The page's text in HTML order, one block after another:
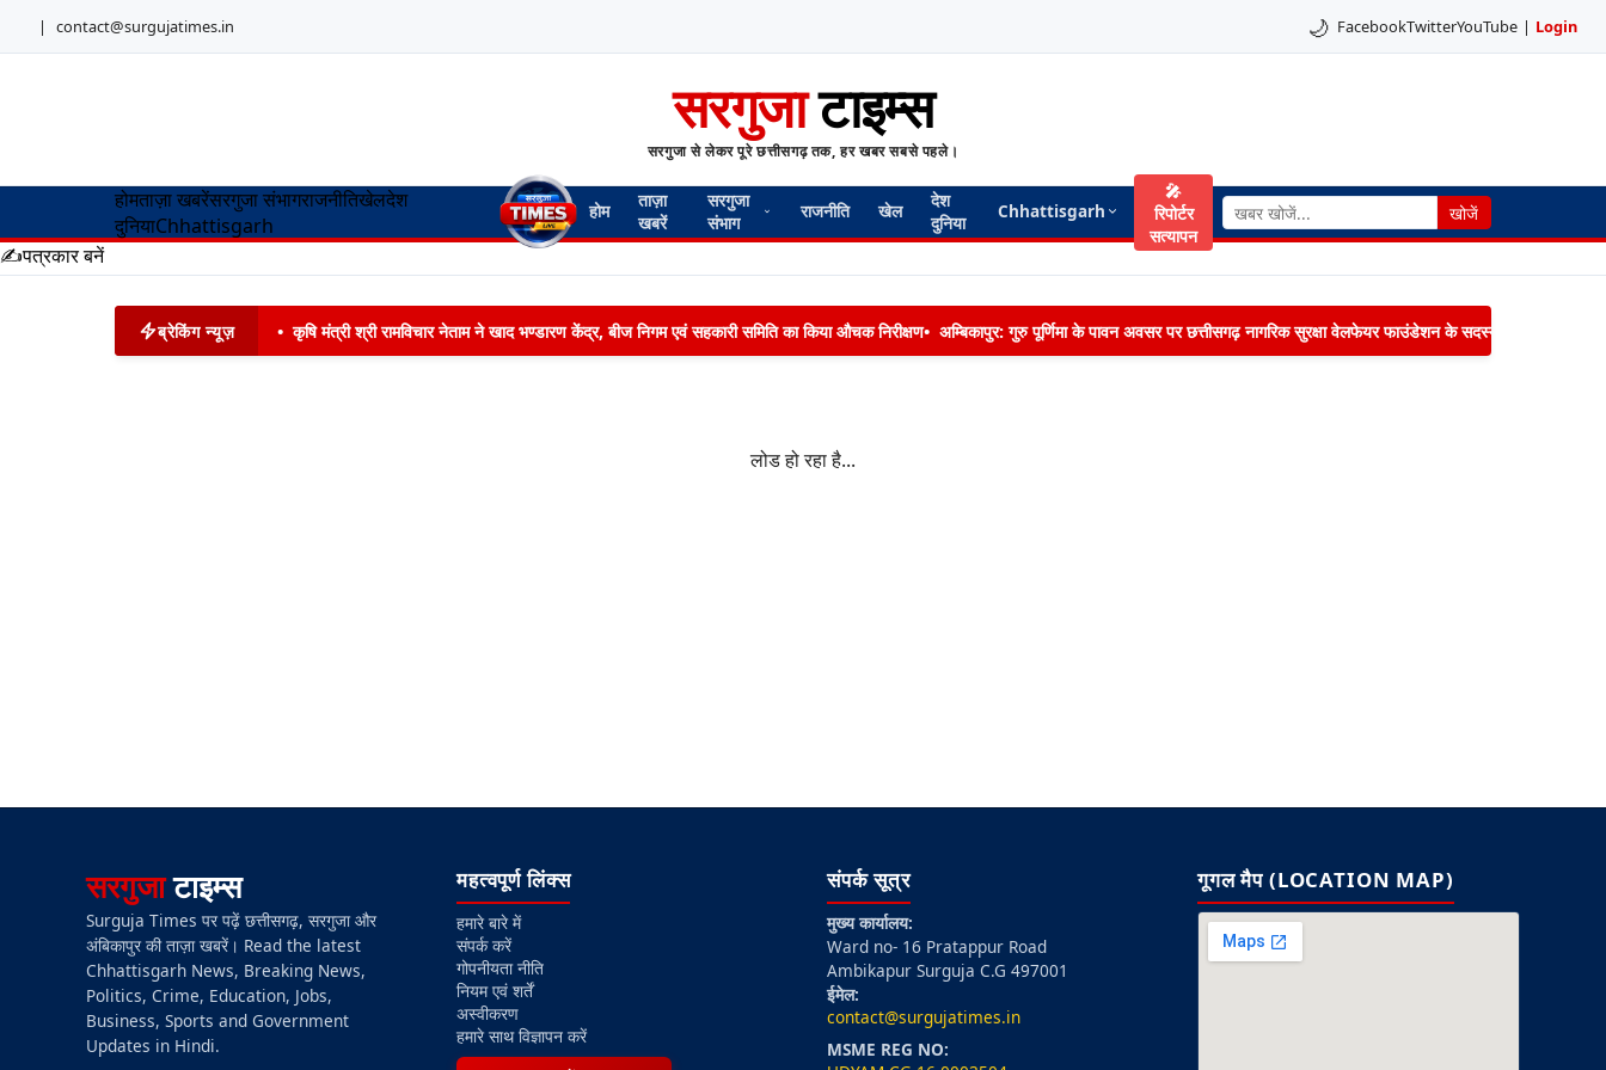
| contact@surgujatimes.in 🌙 FacebookTwitterYouTube | Login
सरगुजाटाइम्स
सरगुजा से लेकर पूरे छत्तीसगढ़ तक, हर खबर सबसे पहले।
होमताज़ा खबरेंसरगुजा संभागराजनीतिखेलदेश
दुनियाChhattisgarh
होम
ताज़ा
खबरें
सरगुजा
संभाग
राजनीति खेल
देश
दुनिया
Chhattisgarh
🎤
रिपोर्टर
सत्यापन
खोजें
✍️पत्रकार बनें
ब्रेकिंग न्यूज़ • कृषि मंत्री श्री रामविचार नेताम ने खाद भण्डारण केंद्र, बीज निगम एवं सहकारी समिति का किया औचक निरीक्षण• अम्बिकापुर: गुरु पूर्णिमा के पावन अवसर पर छत्तीसगढ़ नागरिक सुरक्षा वेलफेयर फाउंडेशन के सदस्यों द्वारा जनपद
लोड हो रहा है...
सरगुजाटाइम्स
Surguja Times पर पढ़ें छत्तीसगढ़, सरगुजा और
अंबिकापुर की ताज़ा खबरें। Read the latest
Chhattisgarh News, Breaking News,
Politics, Crime, Education, Jobs,
Business, Sports and Government
Updates in Hindi.
महत्वपूर्ण लिंक्स
हमारे बारे में
संपर्क करें
गोपनीयता नीति
नियम एवं शर्तें
अस्वीकरण
हमारे साथ विज्ञापन करें
संपर्क सूत्र
मुख्य कार्यालय:
Ward no- 16 Pratappur Road
Ambikapur Surguja C.G 497001
ईमेल:
contact@surgujatimes.in
MSME REG NO:
गूगल मैप (LOCATION MAP)